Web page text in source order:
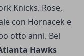
Knicks. Rose,
con Hornacek e
otto anni. Bel
Hawks